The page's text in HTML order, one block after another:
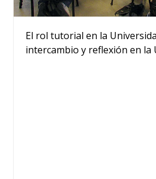
El rol tutorial en la
intercambio y reflexión en la